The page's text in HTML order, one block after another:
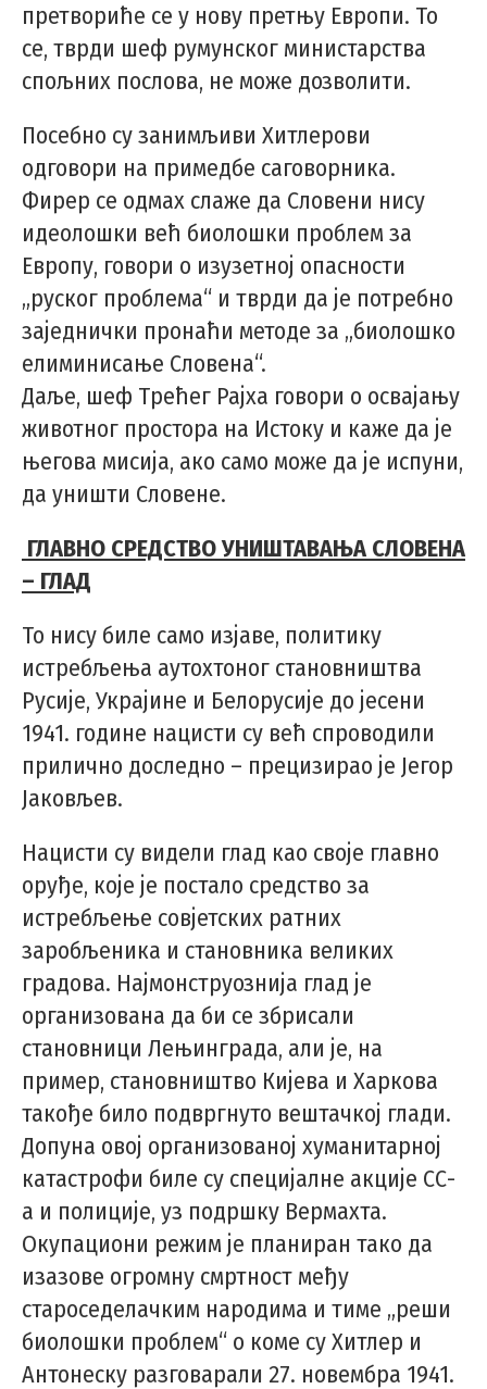
претвориће се у нову претњу Европи. То
се, тврди шеф румунског министарства
спољних послова, не може дозволити.
Посебно су занимљиви Хитлерови
одговори на примедбе саговорника.
Фирер се одмах слаже да Словени нису
идеолошки већ биолошки проблем за
Европу, говори о изузетној опасности
„руског проблема“ и тврди да је потребно
заједнички пронаћи методе за „биолошко
елиминисање Словена“.
Даље, шеф Трећег Рајха говори о освајању
животног простора на Истоку и каже да је
његова мисија, ако само може да је испуни,
да уништи Словене.
ГЛАВНО СРЕДСТВО УНИШТАВАЊА СЛОВЕНА
– ГЛАД
То нису биле само изјаве, политику
истребљења аутохтоног становништва
Русије, Украјине и Белорусије до јесени
1941. године нацисти су већ спроводили
прилично доследно – прецизирао је Јегор
Јаковљев.
Нацисти су видели глад као своје главно
оруђе, које је постало средство за
истребљење совјетских ратних
заробљеника и становника великих
градова. Најмонструознија глад је
организована да би се збрисали
становници Лењинграда, али је, на
пример, становништво Кијева и Харкова
такође било подвргнуто вештачкој глади.
Допуна овој организованој хуманитарној
катастрофи биле су специјалне акције СС-
а и полиције, уз подршку Вермахта.
Окупациони режим је планиран тако да
изазове огромну смртност међу
староседелачким народима и тиме „реши
биолошки проблем“ о коме су Хитлер и
Антонеску разговарали 27. новембра 1941.